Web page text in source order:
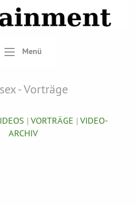
Menü
- Vorträge
| VORTRÄGE | VIDEO-
ARCHIV